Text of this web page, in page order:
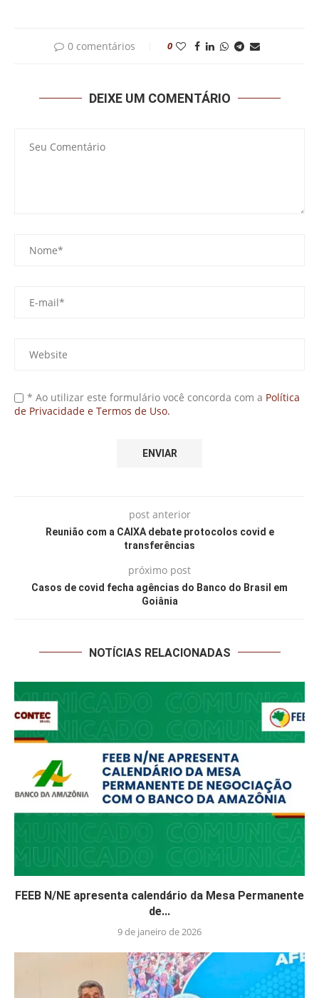
0 comentários 0
DEIXE UM COMENTÁRIO
* Ao utilizar este formulário você concorda com a Política
de Privacidade e Termos de Uso.
post anterior
Reunião com a CAIXA debate protocolos covid e
transferências
próximo post
Casos de covid fecha agências do Banco do Brasil em
Goiânia
NOTÍCIAS RELACIONADAS
FEEB N/NE apresenta calendário da Mesa Permanente
de...
9 de janeiro de 2026